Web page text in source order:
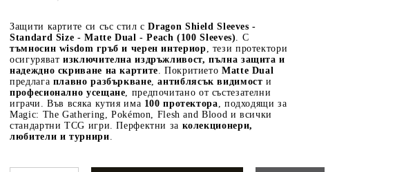
Защити картите си със стил сDragon Shield Sleeves -
Standard Size - Matte Dual - Peach (100 Sleeves). С
тъмносин wisdom гръб и черен интериор, тези протектори
осигуряватизключителна издръжливост, пълна защита и
надеждно скриване на картите. ПокритиетоMatte Dual
предлага плавно разбъркване,антиблясък видимост и
професионално усещане, предпочитано от състезателни
играчи. Във всяка кутия има 100 протектора, подходящи за
Magic: The Gathering, Pokémon, Flesh and Blood и всички
стандартни TCG игри. Перфектни за колекционери,
любители и турнири.